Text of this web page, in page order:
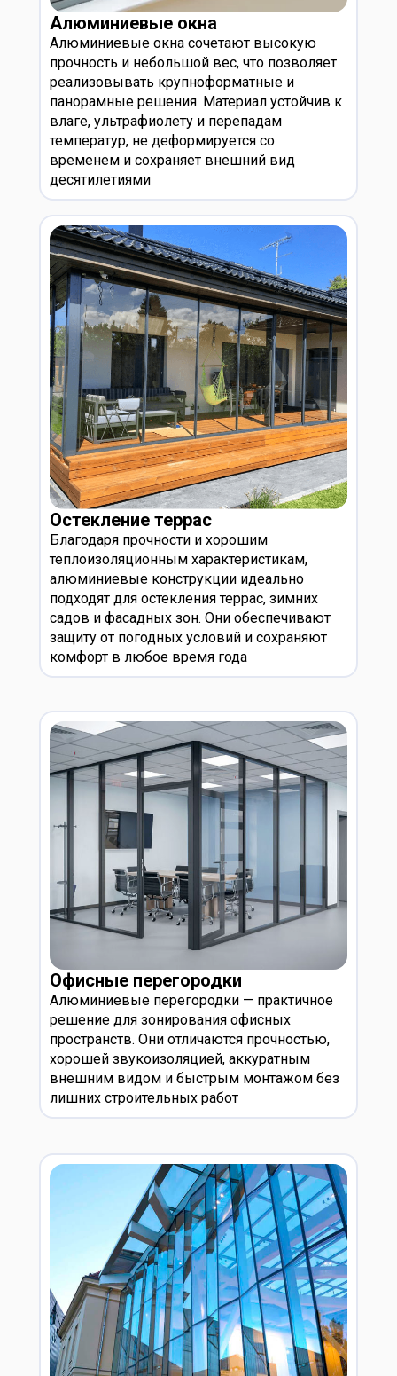
Алюминиевые окна
Алюминиевые окна сочетают высокую
прочность и небольшой вес, что позволяет
реализовывать крупноформатные и
панорамные решения. Материал устойчив к
влаге, ультрафиолету и перепадам
температур, не деформируется со
временем и сохраняет внешний вид
десятилетиями
Офисные перегородки
Алюминиевые перегородки — практичное
решение для зонирования офисных
пространств. Они отличаются прочностью,
хорошей звукоизоляцией, аккуратным
внешним видом и быстрым монтажом без
лишних строительных работ
Остекление террас
Благодаря прочности и хорошим
теплоизоляционным характеристикам,
алюминиевые конструкции идеально
подходят для остекления террас, зимних
садов и фасадных зон. Они обеспечивают
защиту от погодных условий и сохраняют
комфорт в любое время года